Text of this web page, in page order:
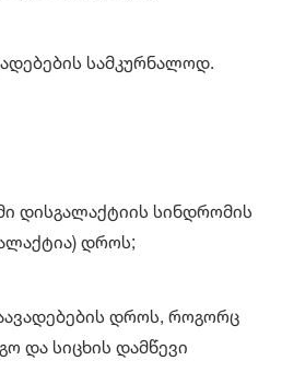
სამკურნალოდ.
დისგალაქტიის სინდრომის
დროს;
დროს, როგორც
და სიცხის დამწევი